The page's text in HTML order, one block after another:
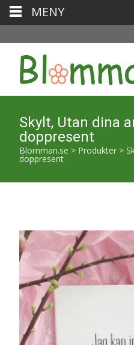
Skylt, Utan dina
doppresent
Blomman.se > Produkter >
doppresent
MENY